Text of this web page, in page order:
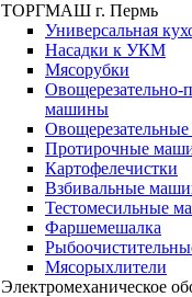
ТОРГМАШ г. Пермь
Универсальная
Насадки к УКМ
Мясорубки
Овощерезательно-
машины
Протирочные
Картофелечистки
Взбивальные
Тестомесильные
Фаршемешалка
Мясорыхлители
Электромеханическое